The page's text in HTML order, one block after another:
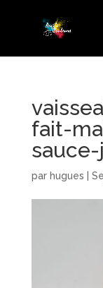
fait-
par hugues